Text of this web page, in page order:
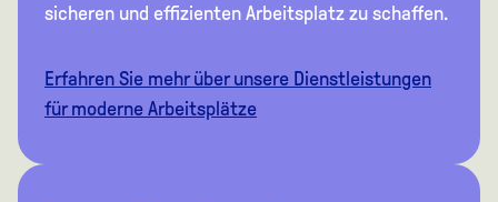
sicheren und effizienten Arbeitsplatz zu schaffen.
Erfahren Sie mehr über unsere Dienstleistungen
für moderne Arbeitsplätze